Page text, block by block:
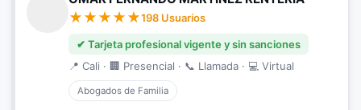
198 Usuarios
✔ Tarjeta profesional vigente y sin sanciones
📍 Cali · 🏢 Presencial · 📞 Llamada · 💻 Virtual
Abogados de Familia